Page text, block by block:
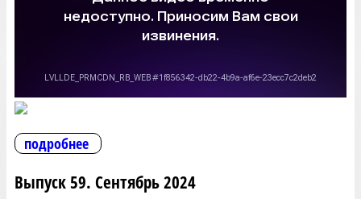
подробнее
Выпуск 59. Сентябрь 2024